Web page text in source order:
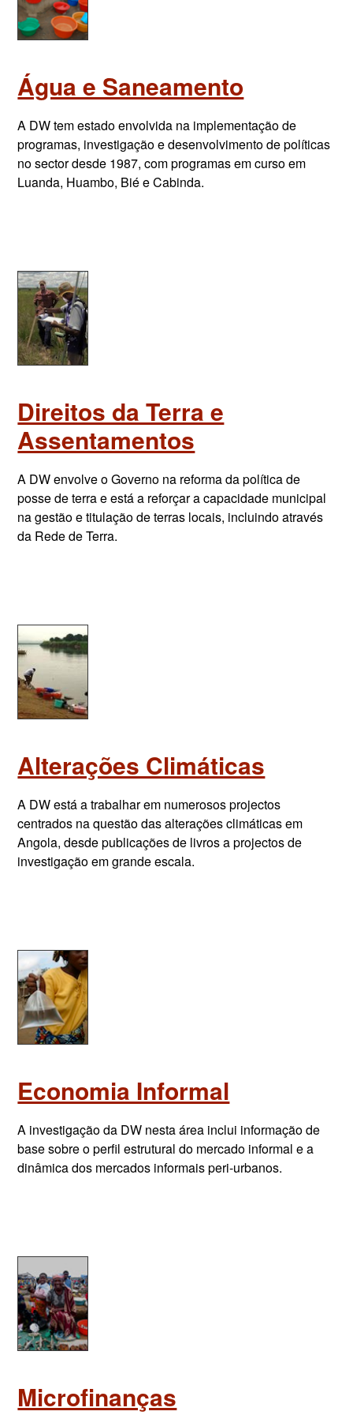
Água e Saneamento
A DW tem estado envolvida na implementação de
programas, investigação e desenvolvimento de políticas
no sector desde 1987, com programas em curso em
Luanda, Huambo, Bié e Cabinda.
Direitos da Terra e
Assentamentos
A DW envolve o Governo na reforma da política de
posse de terra e está a reforçar a capacidade municipal
na gestão e titulação de terras locais, incluindo através
da Rede de Terra.
Alterações Climáticas
A DW está a trabalhar em numerosos projectos
centrados na questão das alterações climáticas em
Angola, desde publicações de livros a projectos de
investigação em grande escala.
Economia Informal
A investigação da DW nesta área inclui informação de
base sobre o perfil estrutural do mercado informal e a
dinâmica dos mercados informais peri-urbanos.
Microfinanças